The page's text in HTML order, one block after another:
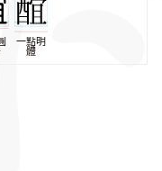
一點明
體